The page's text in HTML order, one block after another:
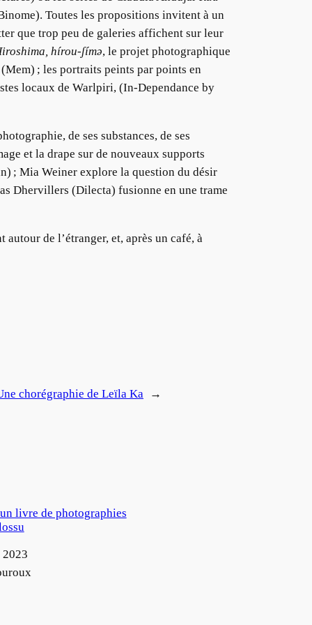
Toutes les propositions invitent à un
que trop peu de galeries affichent sur leur
hírou-ʃímə, le projet photographique
; les portraits peints par points en
locaux de Warlpiri, (In-Dependance by
de ses substances, de ses
et la drape sur de nouveaux supports
; Mia Weiner explore la question du désir
Dhervillers (Dilecta) fusionne en une trame
de l’étranger, et, après un café, à
chorégraphie de Leïla Ka →
livre de photographies
2023